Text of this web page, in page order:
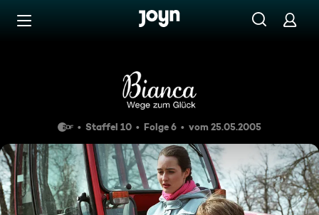
Zum Inhalt springen
Staffel 10 Folge 6 vom 25.05.2005